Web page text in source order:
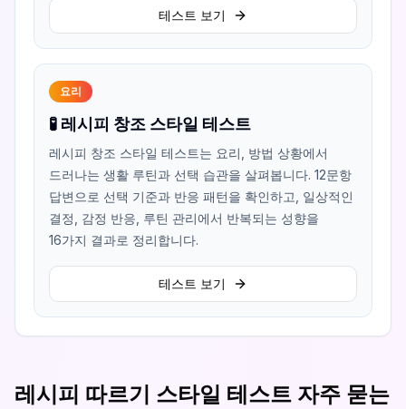
테스트 보기
요리
🧪 레시피 창조 스타일 테스트
레시피 창조 스타일 테스트는 요리, 방법 상황에서
드러나는 생활 루틴과 선택 습관을 살펴봅니다. 12문항
답변으로 선택 기준과 반응 패턴을 확인하고, 일상적인
결정, 감정 반응, 루틴 관리에서 반복되는 성향을
16가지 결과로 정리합니다.
테스트 보기
레시피 따르기 스타일 테스트 자주 묻는